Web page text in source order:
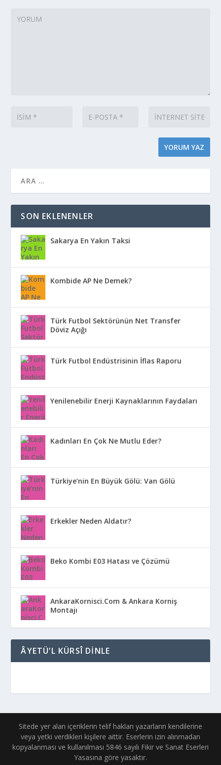
SON EKLENENLER
Sakarya En Yakın Taksi
Kombide AP Ne Demek?
Türk Futbol Sektörünün Net Transfer
Döviz Açığı
Türk Futbol Endüstrisinin İflas Raporu
Yenilenebilir Enerji Kaynaklarının Faydaları
Kadınları En Çok Ne Mutlu Eder?
Türkiye’nin En Büyük Gölü: Van Gölü
Erkekler Neden Aldatır?
Beko Kombi E03 Hatası ve Çözümü
AnkaraKornisci.Com & Ankara Korniş
Montajı
ÂYETÜ’L KÜRSÎ DINLE
Sitede yer alan içeriklerin telif hakları yazarların kendilerine
veya yetki verdikleri kişilere aittir. Eserlerin izin alınmadan
kopyalanması ve kullanılması 5846 sayılı Fikir ve Sanat Eserleri
Yasasına göre yasaktır.